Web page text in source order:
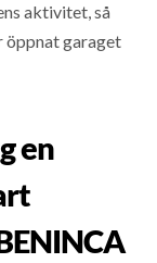
aktivitet, så
öppnat garaget
en